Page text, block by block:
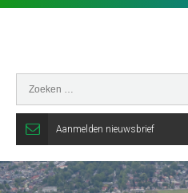
Aanmelden nieuwsbrief